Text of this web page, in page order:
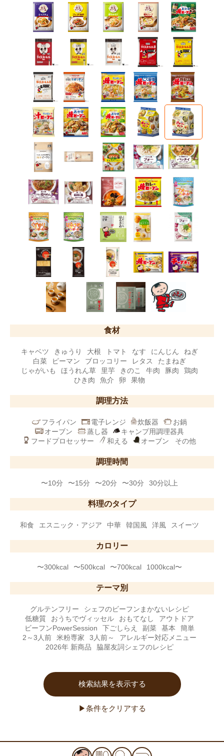
食材
キャベツ きゅうり 大根 トマト なす にんじん
ねぎ
白菜
ピーマン ブロッコリー レタス
たまねぎ
じゃがいも
ほうれん草 里芋 きのこ 牛肉 豚肉
鶏肉
ひき肉
魚介 卵 果物
調理方法
フライパン 電子レンジ 炊飯器
お鍋
オーブン
蒸し器
キャンプ用調理器具
フードプロセッサー
和える オーブン その他
調理時間
〜10分 〜15分 〜20分 〜30分 30分以上
料理のタイプ
和食 エスニック・アジア 中華 韓国風 洋風 スイーツ
カロリー
〜300kcal 〜500kcal 〜700kcal 1000kcal〜
テーマ別
グルテンフリー
シェフのビーフンまかないレシピ
低糖質
おうちでヴィッセル おもてなし
アウトドア
ビーフンPowerSession
下ごしらえ 副菜 基本
簡単
2～3人前
米粉専家 3人前～
アレルギー対応メニュー
2026年 新商品
脇屋友詞シェフのレシピ